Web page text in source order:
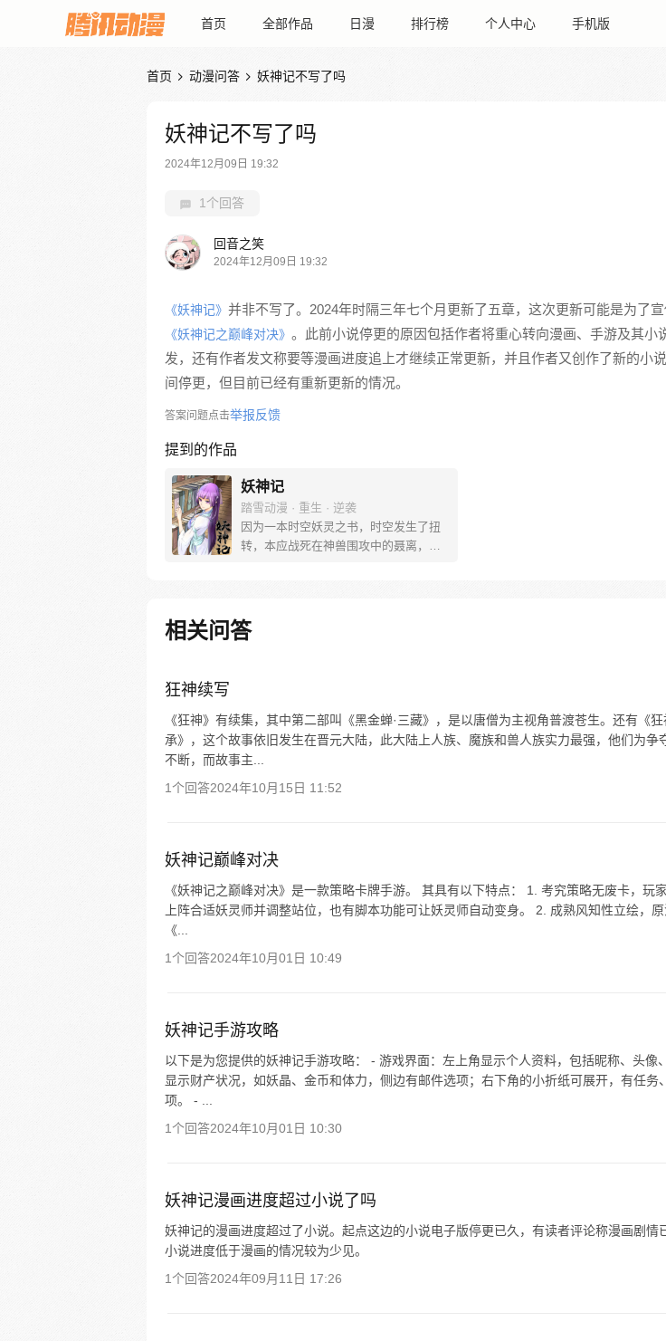
首页 全部作品 日漫 排行榜 个人中心 手机版
首页  动漫问答  妖神记不写了吗
妖神记不写了吗
2024年12月09日 19:32
1个回答
回音之笑
2024年12月09日 19:32
《妖神记》 并非不写了。2024年时隔三年七个月更新了五章，这次更新可能是为了
《妖神记之巅峰对决》 。此前小说停更的原因包括作者将重心转向漫画、手游及其小
发，还有作者发文称要等漫画进度追上才继续正常更新，并且作者又创作了新的小
间停更，但目前已经有重新更新的情况。
答案问题点击举报反馈
提到的作品
妖神记
踏雪动漫 · 重生 · 逆袭
因为一本时空妖灵之书，时空发生了扭
转，本应战死在神兽围攻中的聂离，一
新】
相关问答
狂神续写
《狂神》有续集，其中第二部叫《黑金蝉·三藏》，是以唐僧为主视角普渡苍生。还有《
承》，这个故事依旧发生在晋元大陆，此大陆上人族、魔族和兽人族实力最强，他们为争
不断，而故事主...
1个回答2024年10月15日 11:52
妖神记巅峰对决
《妖神记之巅峰对决》是一款策略卡牌手游。 其具有以下特点： 1. 考究策略无废卡，玩
上阵合适妖灵师并调整站位，也有脚本功能可让妖灵师自动变身。 2. 成熟风知性立绘，
《...
1个回答2024年10月01日 10:49
妖神记手游攻略
以下是为您提供的妖神记手游攻略： - 游戏界面：左上角显示个人资料，包括昵称、头像
显示财产状况，如妖晶、金币和体力，侧边有邮件选项；右下角的小折纸可展开，有任务
项。 - ...
1个回答2024年10月01日 10:30
妖神记漫画进度超过小说了吗
妖神记的漫画进度超过了小说。起点这边的小说电子版停更已久，有读者评论称漫画剧情
小说进度低于漫画的情况较为少见。
1个回答2024年09月11日 17:26